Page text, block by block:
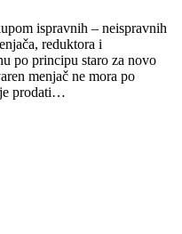
ispravnih – neispravnih
reduktora i
po principu staro za novo
menjač ne mora po
prodati…